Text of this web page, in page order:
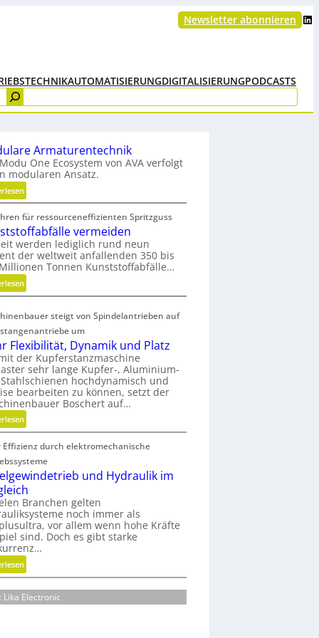
Newsletter abonnieren LinkedIn
AUTOMATISIERUNGDIGITALISIERUNGPODCASTS
Armaturentechnik
One Ecosystem von AVA verfolgt
modularen Ansatz.
:
M
o
d
u
l
a
r
e
A
m
a
t
u
r
e
n
t
e
c
h
n
i
k
für ressourceneffizienten Spritzguss
vermeiden
werden lediglich rund neun
der weltweit anfallenden 350 bis
Tonnen Kunststoffabfälle…
:
K
s
t
s
t
o
f
f
a
b
f
ä
l
e
v
e
r
m
e
i
d
steigt von Spindelantrieben auf
um
Flexibilität, Dynamik und Platz
der Kupferstanzmaschine
sehr lange Kupfer-, Aluminium-
hochdynamisch und
bearbeiten zu können, setzt der
Boschert auf…
:
M
e
h
r
F
l
e
x
i
b
i
l
i
t
Effizienz durch elektromechanische
und Hydraulik im
Branchen gelten
noch immer als
vor allem wenn hohe Kräfte
sind. Doch es gibt starke
:
K
u
g
Lika Electronic